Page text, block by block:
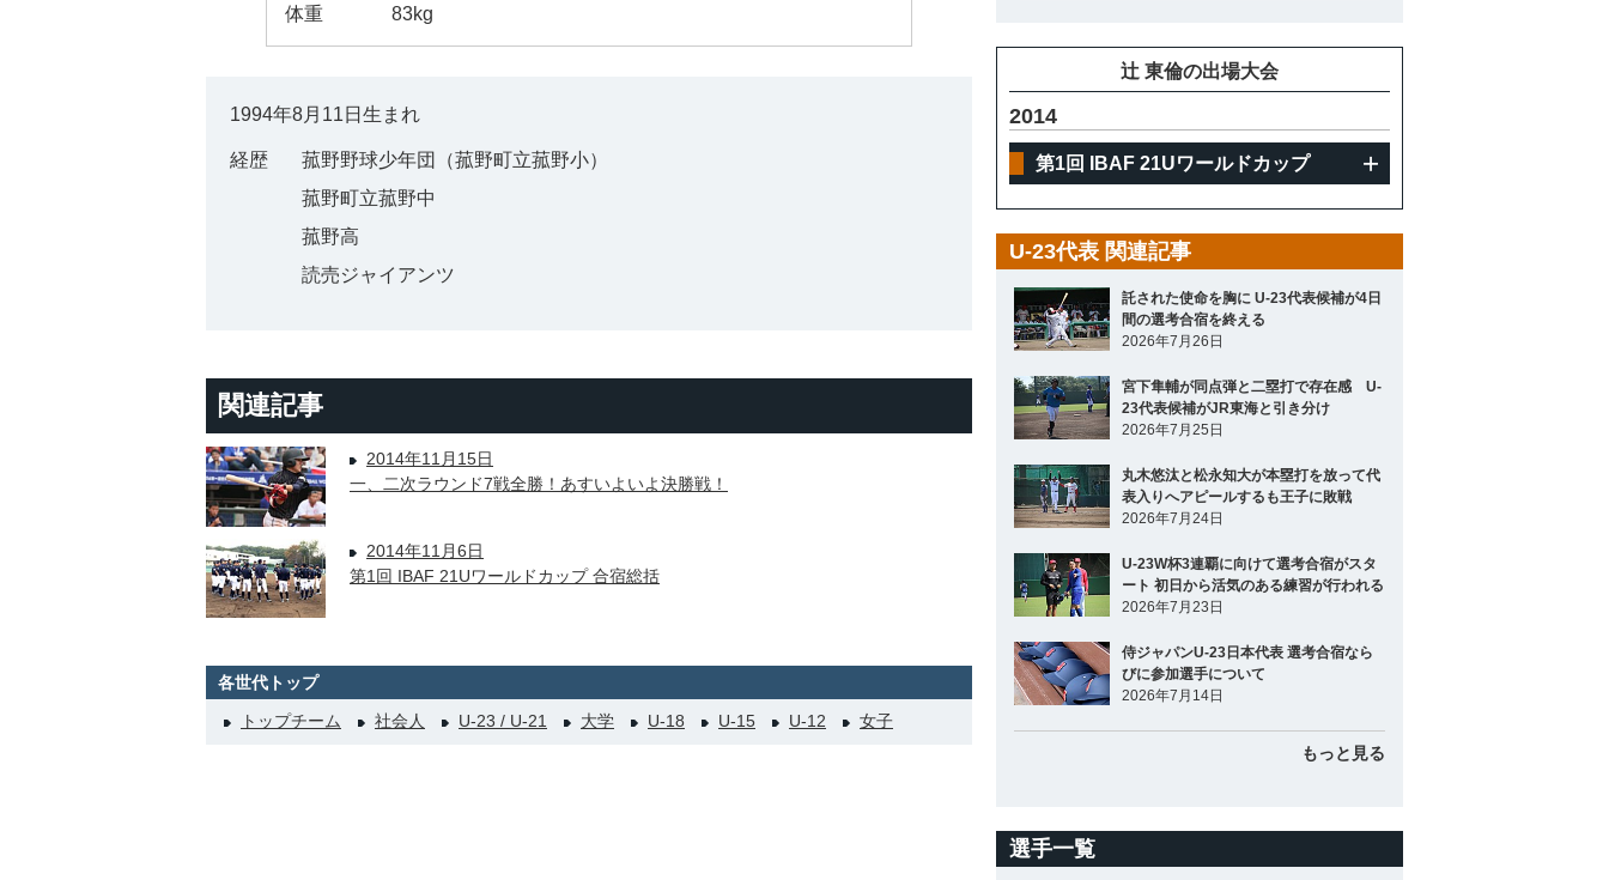
体重
83kg
1994年8月11日生まれ
経歴
菰野野球少年団（菰野町立菰野小）
菰野町立菰野中
菰野高
読売ジャイアンツ
関連記事
2014年11月15日
一、二次ラウンド7戦全勝！あすいよいよ決勝戦！
2014年11月6日
第1回 IBAF 21Uワールドカップ 合宿総括
各世代トップ
トップチーム
社会人 U-23 / U-21 大学 U-18 U-15 U-12 女子
辻 東倫の出場大会
2014
第1回 IBAF 21Uワールドカップ
U-23代表 関連記事
託された使命を胸に U-23代表候補が4日
間の選考合宿を終える
2026年7月26日
宮下隼輔が同点弾と二塁打で存在感 U-
23代表候補がJR東海と引き分け
2026年7月25日
丸木悠汰と松永知大が本塁打を放って代
表入りへアピールするも王子に敗戦
2026年7月24日
U-23W杯3連覇に向けて選考合宿がスタ
ート 初日から活気のある練習が行われる
2026年7月23日
侍ジャパンU-23日本代表 選考合宿なら
びに参加選手について
2026年7月14日
もっと見る
選手一覧